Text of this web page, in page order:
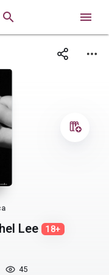
 
Lee 18+
45